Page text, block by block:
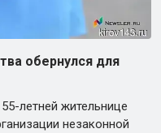
обернулся для
летней жительнице
незаконной